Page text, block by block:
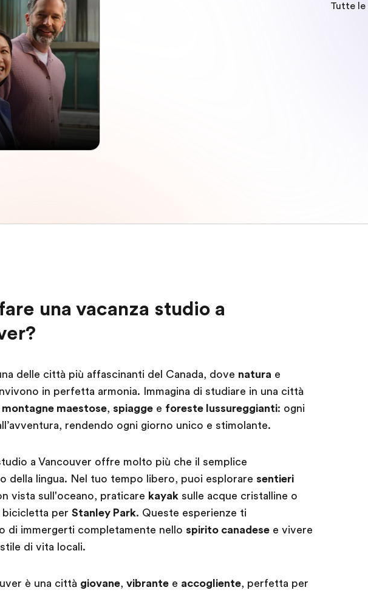
Tutte le
una vacanza studio a
delle città più affascinanti del Canada, dove natura e
in perfetta armonia. Immagina di studiare in una città
montagne maestose, spiaggee foreste lussureggianti: ogni
rendendo ogni giorno unico e stimolante.
a Vancouver offre molto più che il semplice
della lingua. Nel tuo tempo libero, puoi esplorare sentieri
vista sull'oceano, praticare kayaksulle acque cristalline o
bicicletta per Stanley Park. Queste esperienze ti
di immergerti completamente nello spirito canadesee vivere
di vita locali.
è una città giovane, vibrantee accogliente, perfetta per